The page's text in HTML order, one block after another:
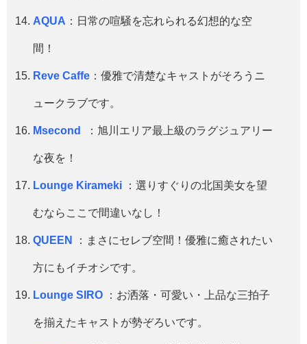
AQUA ：日常の喧騒を忘れられる幻想的な空
間！
Reve Caffe ：優雅で清楚なキャストがそろうニ
ュークラブです。
Msecond ：旭川エリア最上級のラグジュアリー
な夜を！
Lounge Kirameki ：選りすぐりの北国美女を望
むならここで間違いなし！
QUEEN ：まさにセレブ空間！優雅に癒されたい
方にもイチオシです。
Lounge SIRO ：お洒落・可愛い・上品な三拍子
を揃えたキャストが勢ぞろいです。